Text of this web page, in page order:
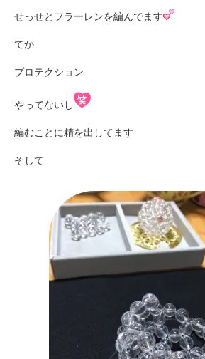
せっせとフラーレンを編んでます
てか
プロテクション
やってないし
編むことに精を出してます
そして